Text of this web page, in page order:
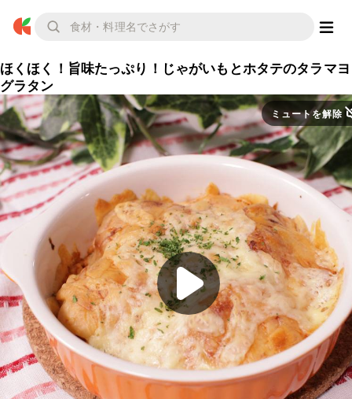
ほくほく！旨味たっぷり！じゃがいもとホタテのタラマヨ
グラタン
ミュートを解除